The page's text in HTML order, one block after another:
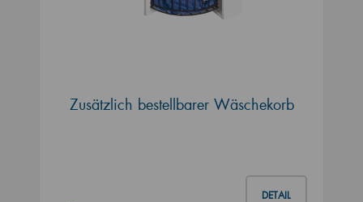
Zusätzlich bestellbarer Wäschekorb
DETAIL